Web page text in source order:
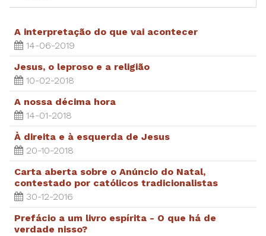
A interpretação do que vai acontecer
14-06-2019
Jesus, o leproso e a religião
10-02-2018
A nossa décima hora
14-01-2018
À direita e à esquerda de Jesus
20-10-2018
Carta aberta sobre o Anúncio do Natal,
contestado por católicos tradicionalistas
30-12-2016
Prefácio a um livro espírita - O que há de
verdade nisso?